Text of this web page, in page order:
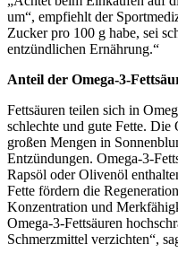
um“, empfiehlt der
Zucker pro 100 g habe, sei
entzündlichen Ernährung.“
Anteil der Omega-3-
Fettsäuren teilen sich in
schlechte und gute Fette. Die
großen Mengen in
Entzündungen. Omega-3-
Rapsöl oder Olivenöl
Fette fördern die
Konzentration und
Omega-3-Fettsäuren
Schmerzmittel verzichten“,